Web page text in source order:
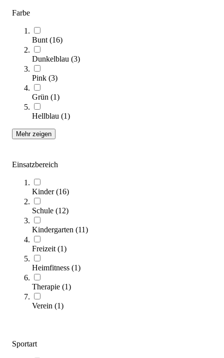
Farbe
Bunt (16)
Dunkelblau (3)
Pink (3)
Grün (1)
Hellblau (1)
Mehr zeigen
Einsatzbereich
Kinder(16)
Schule (12)
Kindergarten (11)
Freizeit (1)
Heimfitness (1)
Therapie (1)
Verein (1)
Sportart
Stapelstein® Original Grow Rainbow Pastel, 6er-Set
949,00 €
Zum Produkt
Stapelstein® Original Grow Rainbow Classic, 6er-Set
949,00 €
Zum Produkt
Sofort lieferbar